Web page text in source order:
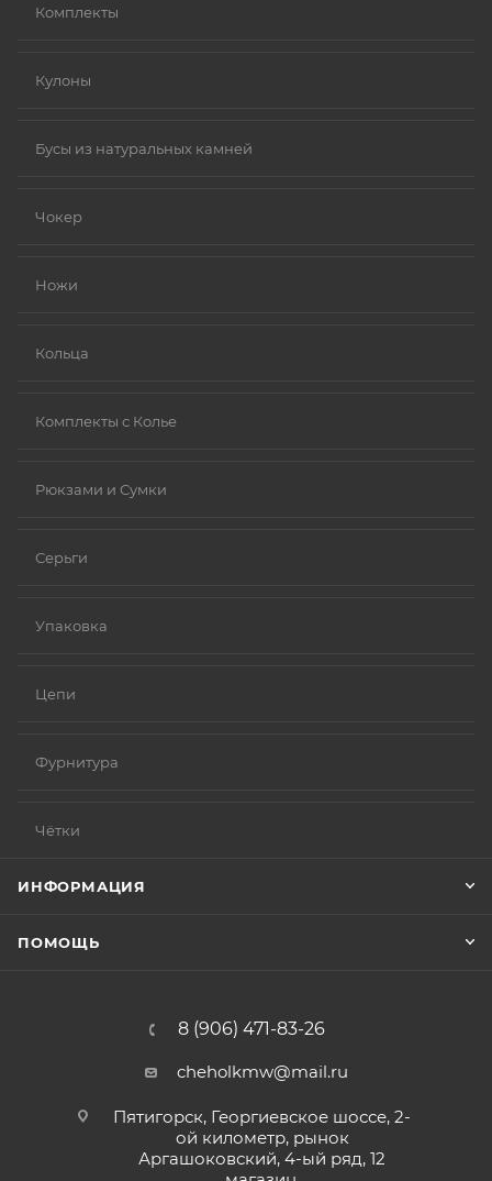
Нержавеющая сталь.
в сплаве может вызывать реакцию).
покрытия других металлов, таких как золото или
Золото (особенно высокой пробы, хотя даже
Платина.
Комплекты
Кулоны
Бусы из натуральных камней
Чокер
Ножи
Кольца
Комплекты с Колье
Рюкзами и Сумки
Серьги
Упаковка
Цепи
Фурнитура
Чётки
ИНФОРМАЦИЯ
ПОМОЩЬ
8 (906) 471-83-26
cheholkmw@mail.ru
Пятигорск, Георгиевское шоссе, 2-
ой километр, рынок
Аргашоковский, 4-ый ряд, 12